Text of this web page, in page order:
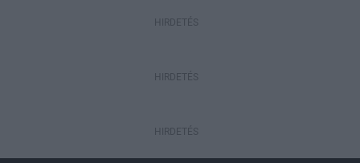
HIRDETÉS
HIRDETÉS
HIRDETÉS